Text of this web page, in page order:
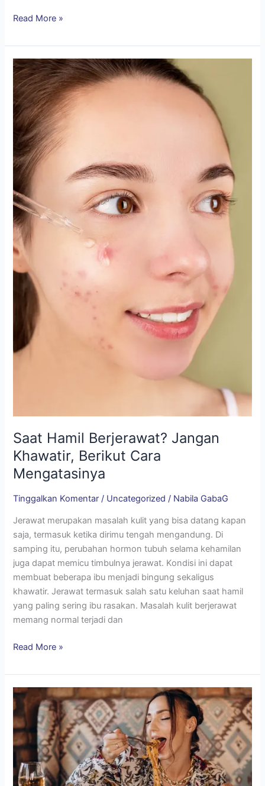
Read More »
Saat Hamil Berjerawat? Jangan
Khawatir, Berikut Cara
Mengatasinya
Tinggalkan Komentar / Uncategorized / Nabila GabaG
Jerawat merupakan masalah kulit yang bisa datang kapan
saja, termasuk ketika dirimu tengah mengandung. Di
samping itu, perubahan hormon tubuh selama kehamilan
juga dapat memicu timbulnya jerawat. Kondisi ini dapat
membuat beberapa ibu menjadi bingung sekaligus
khawatir. Jerawat termasuk salah satu keluhan saat hamil
yang paling sering ibu rasakan. Masalah kulit berjerawat
memang normal terjadi dan
Saat
Hamil
Berjerawat?
Jangan
Khawatir,
Berikut
Cara
Mengatasinya
Read More »
7
Makanan
Dilarang
untuk
Ibu
Menyusui
Agar